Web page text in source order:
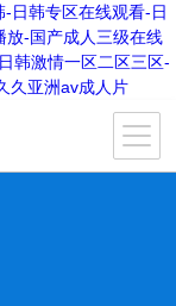
日韩专区在线观看-日
放-国产成人三级在线
韩激情一区二区三区-
久亚洲av成人片